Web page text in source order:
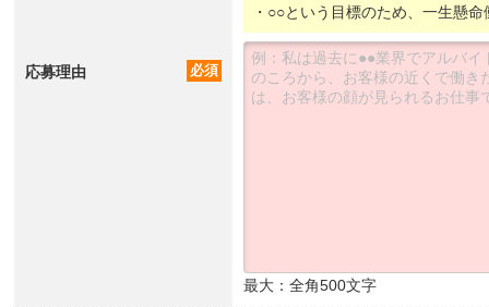
応募理由 必須
・○○という目標のため、一生懸
最大：全角500文字